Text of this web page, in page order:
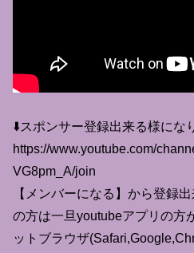
⬇️スポンサー登録出来る様にな
https://www.youtube.com/
VG8pm_A/join
【メンバーになる】から登録
の方は一旦youtubeアプリの方
ットブラウザ